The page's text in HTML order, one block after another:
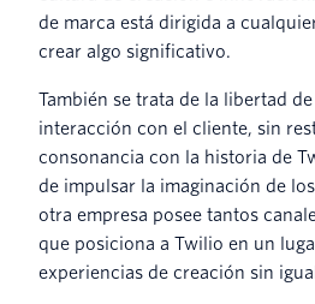
de marca está dirigida a
crear algo significativo.
También se trata de la libertad
interacción con el cliente, sin
consonancia con la historia de
de impulsar la imaginación de
otra empresa posee tantos
que posiciona a Twilio en un
experiencias de creación sin